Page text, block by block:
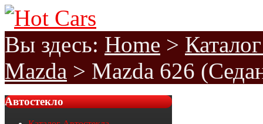
Вы здесь: Home >
Mazda > Mazda 626
Автостекло